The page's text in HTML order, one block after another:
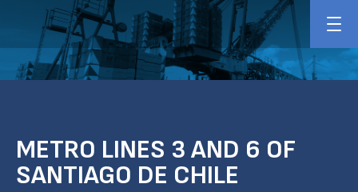
METRO LINES 3 AND 6 OF
SANTIAGO DE CHILE